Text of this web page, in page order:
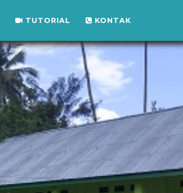
TUTORIAL KONTAK